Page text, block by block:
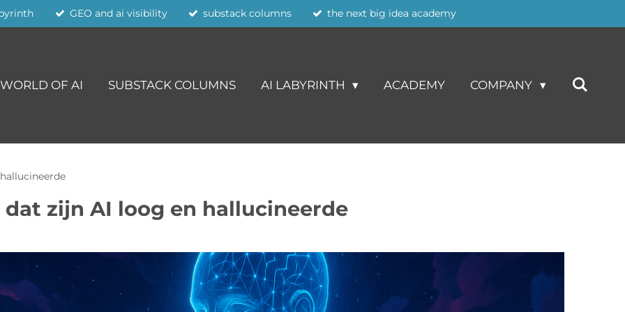
GEO and ai visibility substack columns the next big idea academy
WORLD OF AI SUBSTACK COLUMNS AI LABYRINTH ACADEMY COMPANY
zijn AI loog en hallucineerde